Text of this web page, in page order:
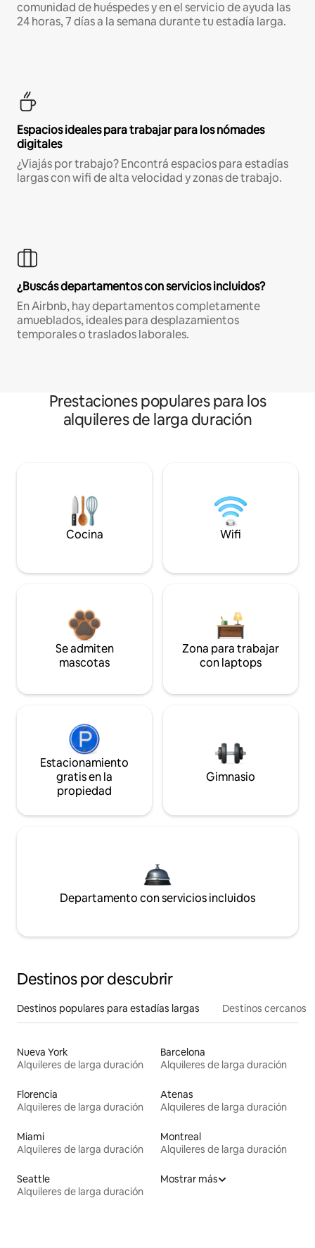
comunidad de huéspedes y en el servicio de ayuda las
24 horas, 7 días a la semana durante tu estadía larga.
Espacios ideales para trabajar para los nómades
digitales
¿Viajás por trabajo? Encontrá espacios para estadías
largas con wifi de alta velocidad y zonas de trabajo.
¿Buscás departamentos con servicios incluidos?
En Airbnb, hay departamentos completamente
amueblados, ideales para desplazamientos
temporales o traslados laborales.
Prestaciones populares para los
alquileres de larga duración
Cocina Wifi
Se admiten
mascotas
Zona para trabajar
con laptops
Estacionamiento
gratis en la
propiedad
Gimnasio
Departamento con servicios incluidos
Destinos por descubrir
Destinos populares para estadías largas Destinos cercanos
Nueva York
Alquileres de larga duración
Barcelona
Alquileres de larga duración
Florencia
Alquileres de larga duración
Atenas
Alquileres de larga duración
Miami
Alquileres de larga duración
Montreal
Alquileres de larga duración
Seattle
Alquileres de larga duración
Mostrar más